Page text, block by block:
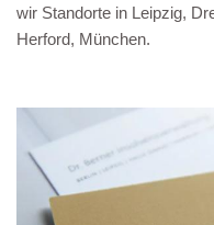
wir Standorte in Leipzig,
Herford, München.